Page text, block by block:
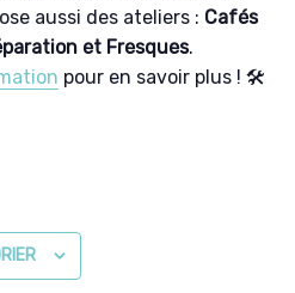
aussi des ateliers : Cafés
et Fresques.
pour en savoir plus ! 🛠️